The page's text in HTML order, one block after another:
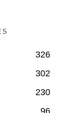
326
302
230
96